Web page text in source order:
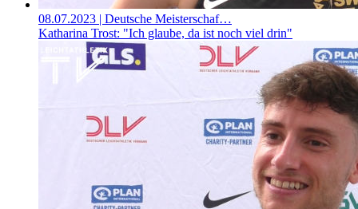
08.07.2023 | Deutsche Meisterschaf…
Katharina Trost: "Ich glaube, da ist noch viel drin"